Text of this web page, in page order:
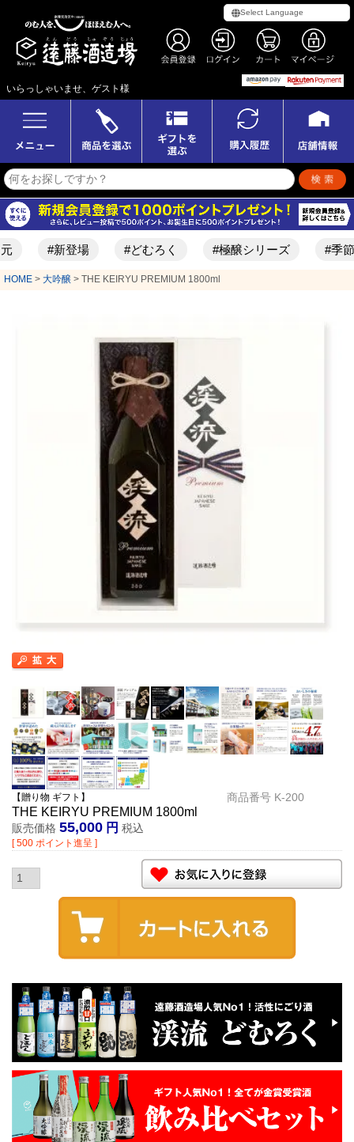
いらっしゃいませ、ゲスト様
登場 #どむろく #極醸シリーズ #季節限定酒
HOME 大吟醸 THE KEIRYU PREMIUM 1800ml
【贈り物 ギフト】
THE KEIRYU PREMIUM 1800ml
商品番号 K-200
販売価格 55,000 税込
[ 500 ポイント進呈 ]